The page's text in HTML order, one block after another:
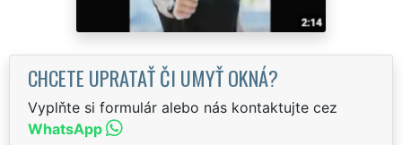
CHCETE UPRATAŤ ČI UMYŤ OKNÁ?
Vyplňte si formulár alebo nás kontaktujte cez
WhatsApp